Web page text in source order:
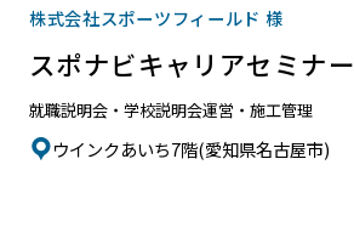
株式会社スポーツフィールド 様
スポナビキャリアセミナー
就職説明会・学校説明会運営・施工管理
ウインクあいち7階(愛知県名古屋市)